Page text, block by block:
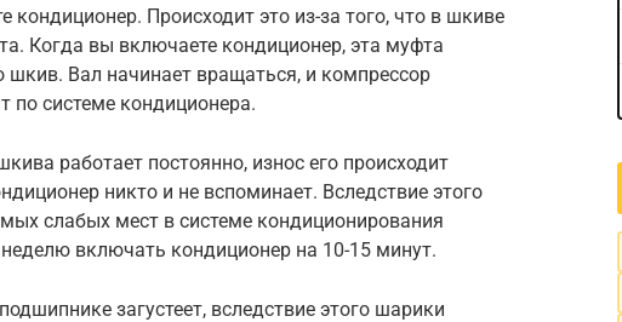
кондиционер. Происходит это из-за того, что в шкиве
Когда вы включаете кондиционер, эта муфта
шкив. Вал начинает вращаться, и компрессор
по системе кондиционера.
работает постоянно, износ его происходит
никто и не вспоминает. Вследствие этого
слабых мест в системе кондиционирования
включать кондиционер на 10-15 минут.
загустеет, вследствие этого шарики